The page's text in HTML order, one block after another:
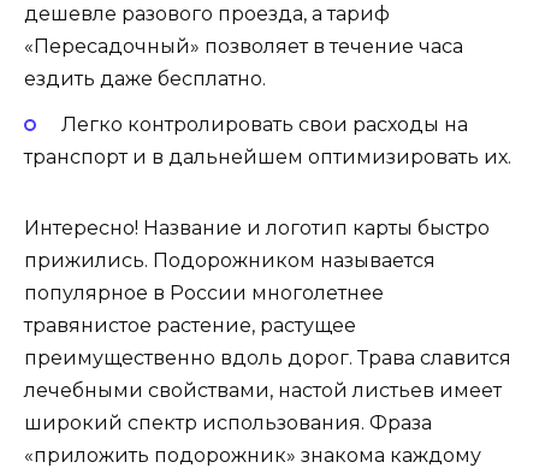
дешевле разового проезда, а тариф
«Пересадочный» позволяет в течение часа
ездить даже бесплатно.
Легко контролировать свои расходы на
транспорт и в дальнейшем оптимизировать их.
Интересно! Название и логотип карты быстро
прижились. Подорожником называется
популярное в России многолетнее
травянистое растение, растущее
преимущественно вдоль дорог. Трава славится
лечебными свойствами, настой листьев имеет
широкий спектр использования. Фраза
«приложить подорожник» знакома каждому